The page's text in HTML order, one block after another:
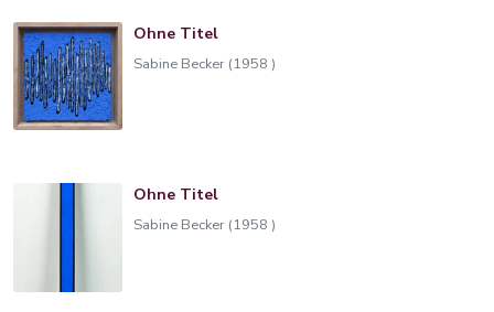
Ohne Titel
Sabine Becker (1958 )
Ohne Titel
Sabine Becker (1958 )